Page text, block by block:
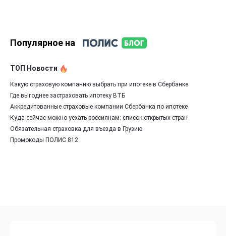
Популярное на
ТОП Новости
Какую страховую компанию выбрать при ипотеке в Сбербанке
Где выгоднее застраховать ипотеку ВТБ
Аккредитованные страховые компании Сбербанка по ипотеке
Куда сейчас можно уехать россиянам: список открытых стран
Обязательная страховка для въезда в Грузию
Промокоды ПОЛИС 812